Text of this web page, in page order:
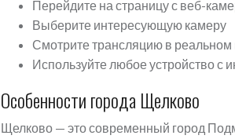
Перейдите на страницу с веб-
Выберите интересующую камеру
Смотрите трансляцию в
Используйте любое устройство с
Особенности города Щелково
Щелково — это современный город